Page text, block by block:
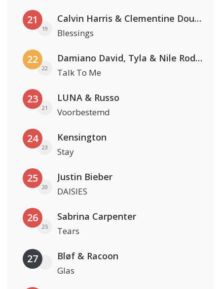
21
19
Calvin Harris & Clementine Douglas
Blessings
22
22
Damiano David, Tyla & Nile Rodgers
Talk To Me
23
21
LUNA & Russo
Voorbestemd
24
23
Kensington
Stay
25
20
Justin Bieber
DAISIES
26
25
Sabrina Carpenter
Tears
27 Bløf & Racoon
Glas